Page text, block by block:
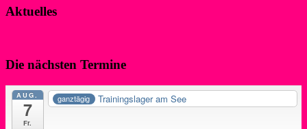
Aktuelles
Die nächsten Termine
AUG.
7
Fr.
ganztägig Trainingslager am See